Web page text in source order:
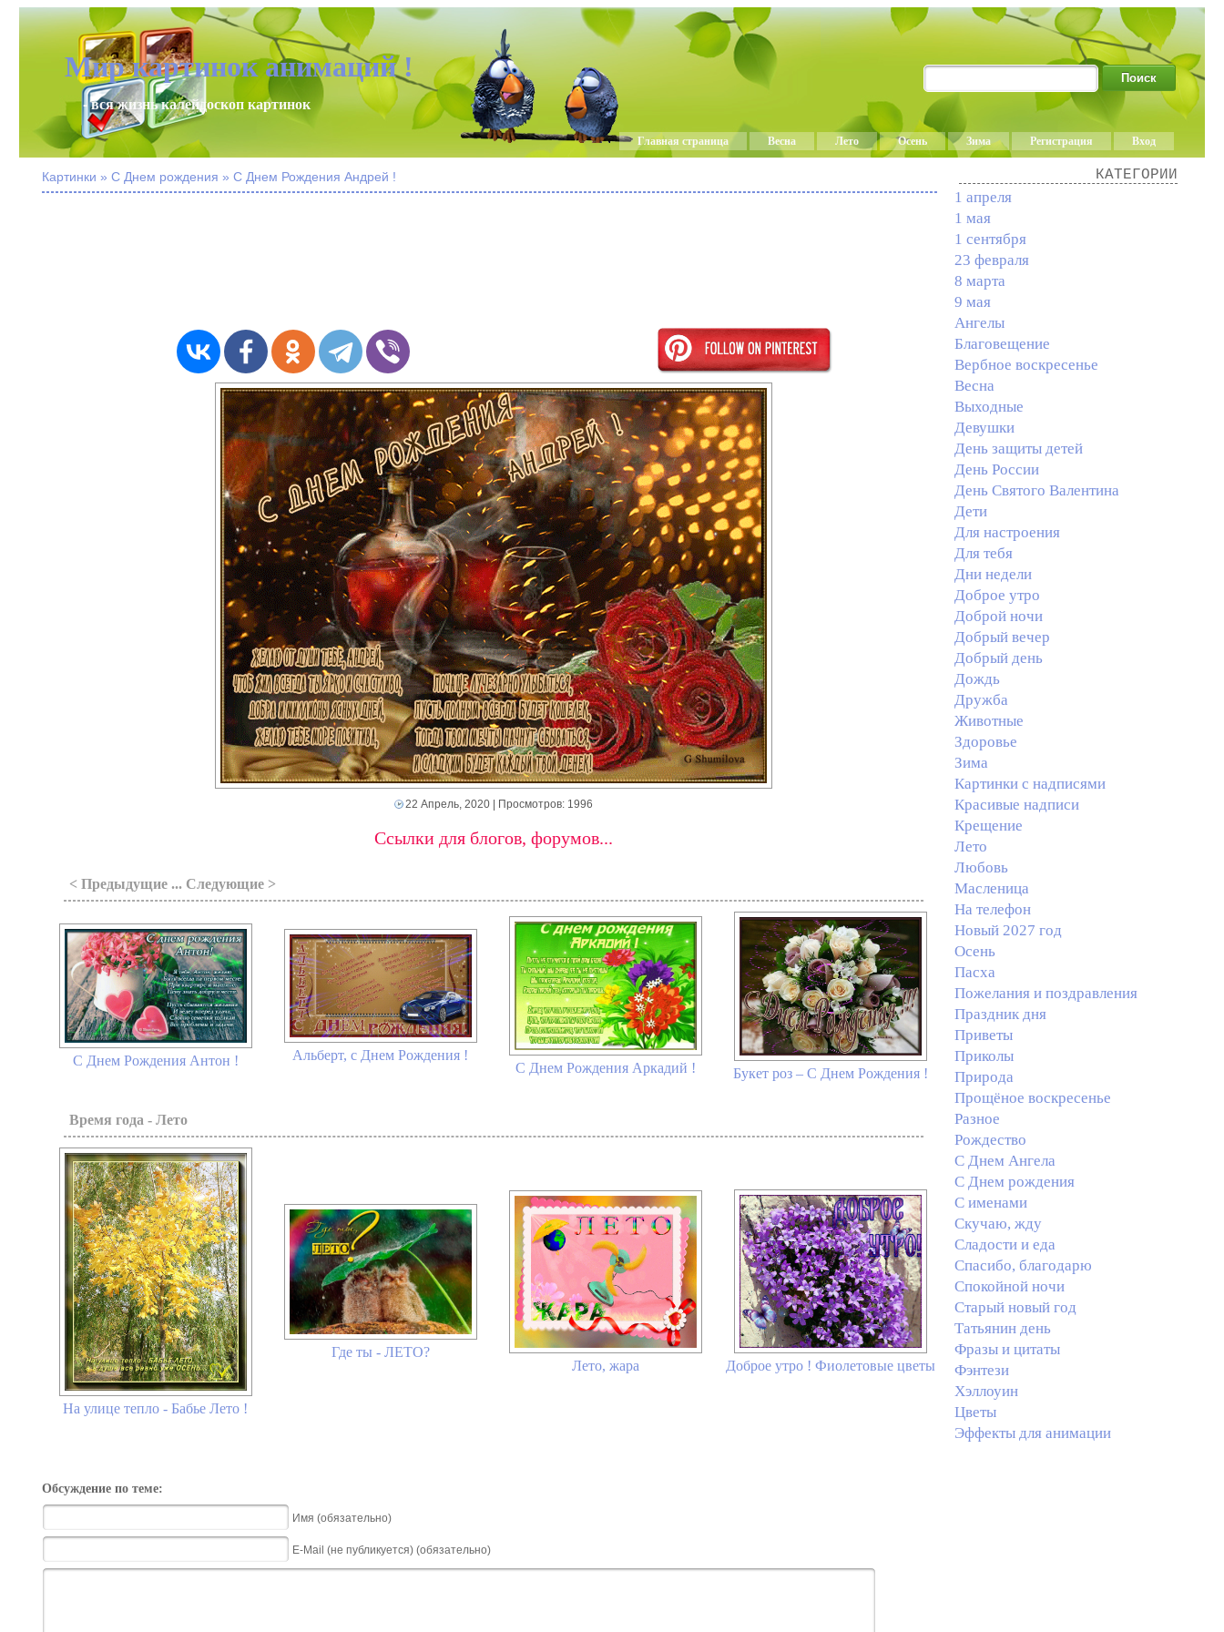
Мир картинок анимаций !
- вся жизнь калейдоскоп картинок
Главная страница Весна Лето Осень Зима Регистрация Вход
Картинки » С Днем рождения » С Днем Рождения Андрей !
22 Апрель, 2020| Просмотров: 1996
Ссылки для блогов, форумов...
< Предыдущие ... Следующие >
С Днем Рождения Антон !
Альберт, с Днем Рождения !
С Днем Рождения Аркадий !
Букет роз – С Днем Рождения !
Время года - Лето
На улице тепло - Бабье Лето !
Где ты - ЛЕТО?
Лето, жара
Доброе утро ! Фиолетовые цветы
Обсуждение по теме:
Имя (обязательно)
E-Mail (не публикуется) (обязательно)
КАТЕГОРИИ
1 апреля
1 мая
1 сентября
23 февраля
8 марта
9 мая
Ангелы
Благовещение
Вербное воскресенье
Весна
Выходные
Девушки
День защиты детей
День России
День Святого Валентина
Дети
Для настроения
Для тебя
Дни недели
Доброе утро
Доброй ночи
Добрый вечер
Добрый день
Дождь
Дружба
Животные
Здоровье
Зима
Картинки с надписями
Красивые надписи
Крещение
Лето
Любовь
Масленица
На телефон
Новый 2027 год
Осень
Пасха
Пожелания и поздравления
Праздник дня
Приветы
Приколы
Природа
Прощёное воскресенье
Разное
Рождество
С Днем Ангела
С Днем рождения
С именами
Скучаю, жду
Сладости и еда
Спасибо, благодарю
Спокойной ночи
Старый новый год
Татьянин день
Фразы и цитаты
Фэнтези
Хэллоуин
Цветы
Эффекты для анимации